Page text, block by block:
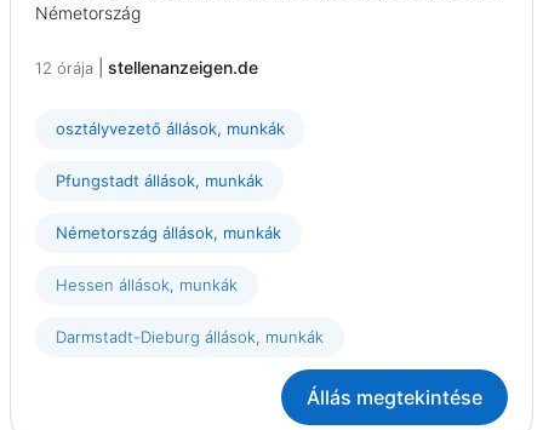
Németország
12 órája stellenanzeigen.de
osztályvezető állások, munkák
Pfungstadt állások, munkák
Németország állások, munkák
Hessen állások, munkák
Darmstadt-Dieburg állások, munkák
Állás megtekintése